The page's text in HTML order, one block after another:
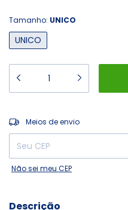
Tamanho: UNICO
UNICO
Entregas para o CEP:
Meios de envio
Não sei meu CEP
Descrição